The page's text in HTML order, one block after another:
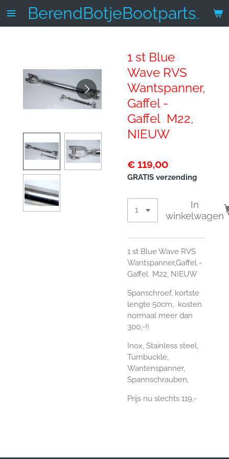
Ga
BerendBotjeBootparts.nl
1 st Blue
Wave RVS
Wantspanner,
Gaffel -
Gaffel M22,
NIEUW
€ 119,00
GRATIS verzending
In
winkelwagen
1 st Blue Wave RVS
Wantspanner,Gaffel -
Gaffel M22, NIEUW
Spanschroef, kortste
lengte 50cm, kosten
normaal meer dan
300,-!!
Inox, Stainless steel,
Turnbuckle,
Wantenspanner,
Spannschrauben,
Prijs nu slechts 119,-